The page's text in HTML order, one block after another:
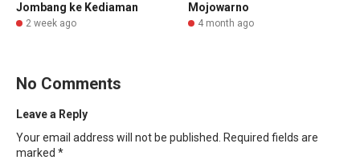
Jombang ke Kediaman
2 week ago
Mojowarno
4 month ago
No Comments
Leave a Reply
Your email address will not be published.
Required fields are
marked *